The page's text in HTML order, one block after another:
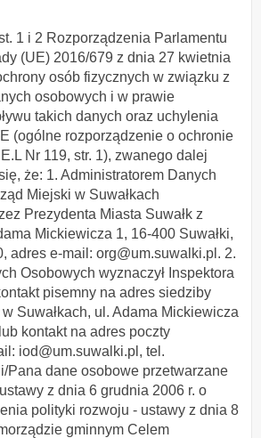
1 i 2 Rozporządzenia Parlamentu
(UE) 2016/679 z dnia 27 kwietnia
osób fizycznych w związku z
osobowych i w prawie
takich danych oraz uchylenia
(ogólne rozporządzenie o ochronie
Nr 119, str. 1), zwanego dalej
że: 1. Administratorem Danych
Miejski w Suwałkach
Prezydenta Miasta Suwałk z
Mickiewicza 1, 16-400 Suwałki,
adres e-mail: org@um.suwalki.pl. 2.
Osobowych wyznaczył Inspektora
pisemny na adres siedziby
Suwałkach, ul. Adama Mickiewicza
kontakt na adres poczty
iod@um.suwalki.pl, tel.
Pana dane osobowe przetwarzane
z dnia 6 grudnia 2006 r. o
polityki rozwoju - ustawy z dnia 8
gminnym Celem